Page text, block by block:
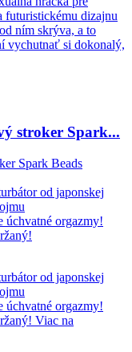
futuristickému dizajnu
ním skrýva, a to
vychutnať si dokonalý,
stroker Spark...
od japonskej
úchvatné orgazmy!
od japonskej
úchvatné orgazmy!
Viac na